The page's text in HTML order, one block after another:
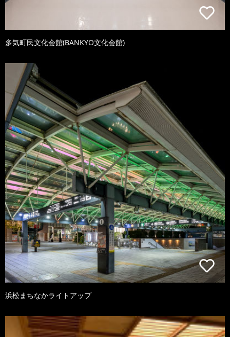
多気町民文化会館(BANKYO文化会館)
浜松まちなかライトアップ